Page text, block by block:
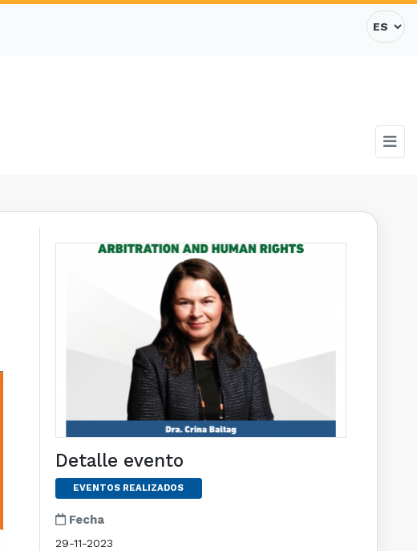
Detalle evento
EVENTOS REALIZADOS
Fecha
29-11-2023